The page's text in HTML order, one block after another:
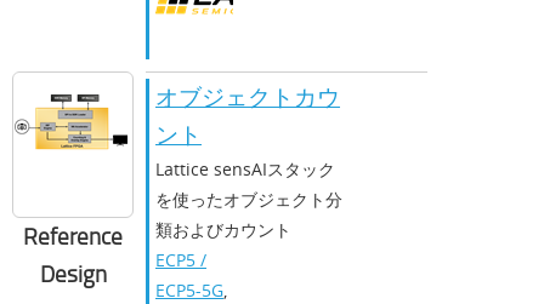
Reference
Design
オブジェクトカウ
ント
Lattice sensAIスタック
を使ったオブジェクト分
類およびカウント
ECP5 /
ECP5-5G,